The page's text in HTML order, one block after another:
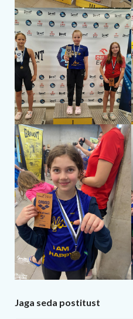
Jaga seda postitust